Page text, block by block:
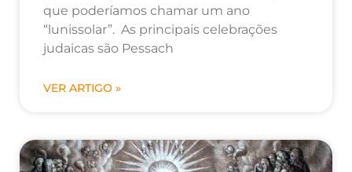
que poderíamos chamar um ano
“lunissolar”. As principais celebrações
judaicas são Pessach
VER ARTIGO »